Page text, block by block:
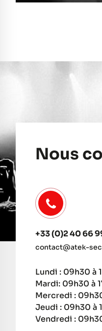
Nous
+33 (0)2 40 66
contact@atek-
Lundi : 09h30 à
Mardi: 09h30 à
Mercredi :
Jeudi : 09h30 à
Vendredi :